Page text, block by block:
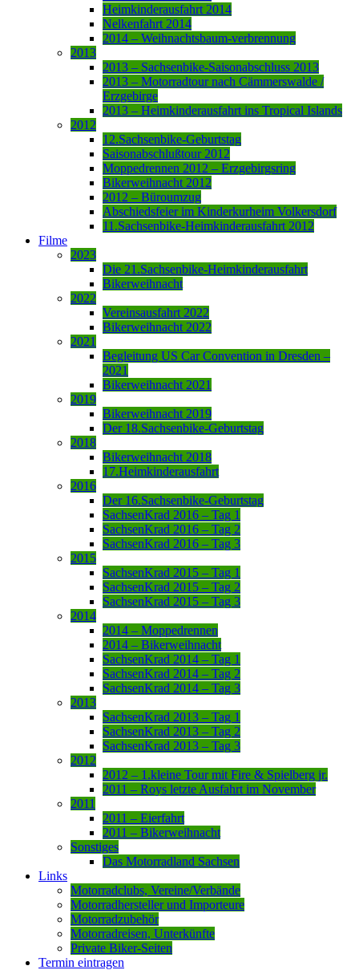
Heimkinderausfahrt 2014
Nelkenfahrt 2014
2014 – Weihnachtsbaum-verbrennung
2013
2013 – Sachsenbike-Saisonabschluss 2013
2013 – Motorradtour nach Cämmerswalde /
Erzgebirge
2013 – Heimkinderausfahrt ins Tropical Islands
2012
12.Sachsenbike-Geburtstag
Saisonabschlußtour 2012
Moppedrennen 2012 – Erzgebirgsring
Bikerweihnacht 2012
2012 – Büroumzug
Abschiedsfeier im Kinderkurheim Volkersdorf
11.Sachsenbike-Heimkinderausfahrt 2012
Filme
2023
Die 21.Sachsenbike-Heimkinderausfahrt
Bikerweihnacht
2022
Vereinsausfahrt 2022
Bikerweihnacht 2022
2021
Begleitung US Car Convention in Dresden –
2021
Bikerweihnacht 2021
2019
Bikerweihnacht 2019
Der 18.Sachsenbike-Geburtstag
2018
Bikerweihnacht 2018
17.Heimkinderausfahrt
2016
Der 16.Sachsenbike-Geburtstag
SachsenKrad 2016 – Tag 1
SachsenKrad 2016 – Tag 2
SachsenKrad 2016 – Tag 3
2015
SachsenKrad 2015 – Tag 1
SachsenKrad 2015 – Tag 2
SachsenKrad 2015 – Tag 3
2014
2014 – Moppedrennen
2014 – Bikerweihnacht
SachsenKrad 2014 – Tag 1
SachsenKrad 2014 – Tag 2
SachsenKrad 2014 – Tag 3
2013
SachsenKrad 2013 – Tag 1
SachsenKrad 2013 – Tag 2
SachsenKrad 2013 – Tag 3
2012
2012 – 1.kleine Tour mit Fire & Spielberg jr.
2011 – Roys letzte Ausfahrt im November
2011
2011 – Eierfahrt
2011 – Bikerweihnacht
Sonstiges
Das Motorradland Sachsen
Links
Motorradclubs, Vereine/Verbände
Motorradhersteller und Importeure
Motorradzubehör
Motorradreisen, Unterkünfte
Private Biker-Seiten
Termin eintragen